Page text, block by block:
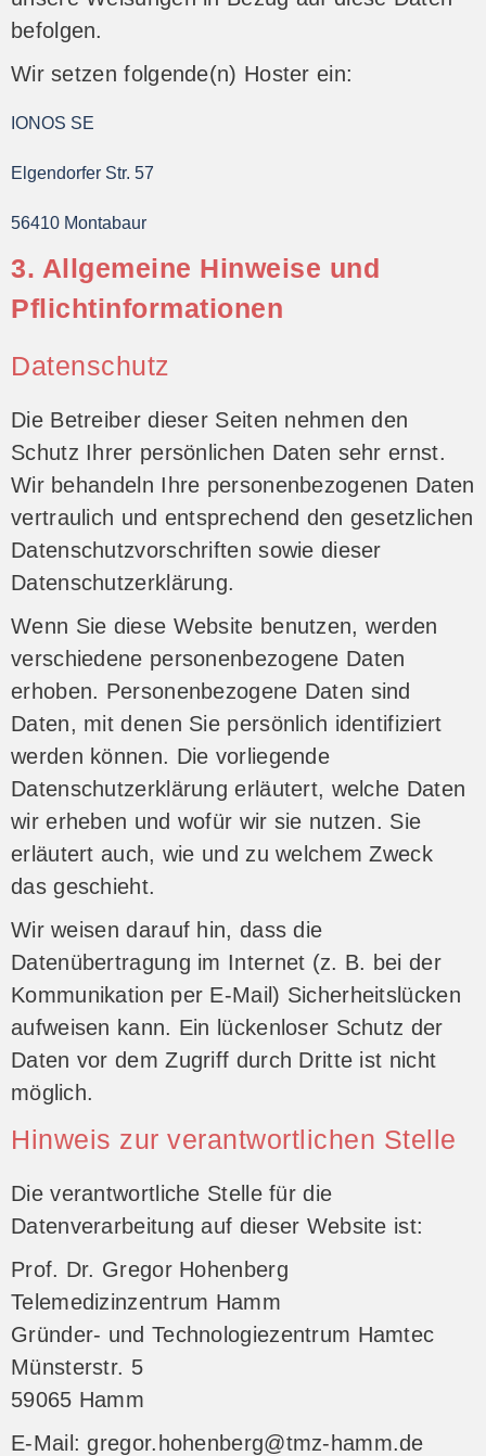
befolgen.
Wir setzen folgende(n) Hoster ein:
IONOS SE
Elgendorfer Str. 57
56410 Montabaur
3. Allgemeine Hinweise und
Pflicht­informationen
Datenschutz
Die Betreiber dieser Seiten nehmen den
Schutz Ihrer persönlichen Daten sehr ernst.
Wir behandeln Ihre personenbezogenen Daten
vertraulich und entsprechend den gesetzlichen
Datenschutzvorschriften sowie dieser
Datenschutzerklärung.
Wenn Sie diese Website benutzen, werden
verschiedene personenbezogene Daten
erhoben. Personenbezogene Daten sind
Daten, mit denen Sie persönlich identifiziert
werden können. Die vorliegende
Datenschutzerklärung erläutert, welche Daten
wir erheben und wofür wir sie nutzen. Sie
erläutert auch, wie und zu welchem Zweck
das geschieht.
Wir weisen darauf hin, dass die
Datenübertragung im Internet (z. B. bei der
Kommunikation per E-Mail) Sicherheitslücken
aufweisen kann. Ein lückenloser Schutz der
Daten vor dem Zugriff durch Dritte ist nicht
möglich.
Hinweis zur verantwortlichen Stelle
Die verantwortliche Stelle für die
Datenverarbeitung auf dieser Website ist:
Prof. Dr. Gregor Hohenberg
Telemedizinzentrum Hamm
Gründer- und Technologiezentrum Hamtec
Münsterstr. 5
59065 Hamm
E-Mail: gregor.hohenberg@tmz-hamm.de